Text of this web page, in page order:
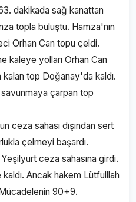
dakikada sağ kanattan
topla buluştu. Hamza'nın
Orhan Can topu çeldi.
kaleye yolları Orhan Can
top Doğanay'da kaldı.
çarpan top
ceza sahası dışından sert
çelmeyi başardı.
ceza sahasına girdi.
Ancak hakem Lütfulllah
90+9.